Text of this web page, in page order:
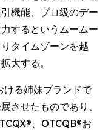
機能、プロ級のデー
するというムームー
タイムゾーンを越
大する。
ける姉妹ブランドで
させたものであり、
、OTCQB®お